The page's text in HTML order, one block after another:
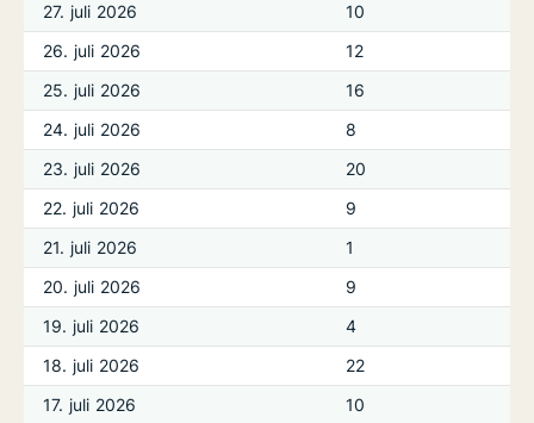
27. juli 2026
10
26. juli 2026
12
25. juli 2026
16
24. juli 2026
8
23. juli 2026
20
22. juli 2026
9
21. juli 2026
1
20. juli 2026
9
19. juli 2026
4
18. juli 2026
22
17. juli 2026
10